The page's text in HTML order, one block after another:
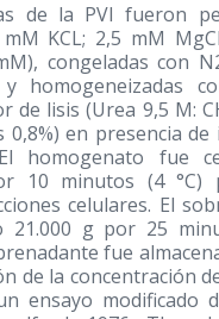
de la PVI fueron
KCL; 2,5 mM
congeladas con
y homogeneizadas
de lisis (Urea 9,5 M:
0,8%) en presencia
homogenato fue
10 minutos (4 °C)
celulares. El
21.000 g por 25
fue
de la concentración
ensayo modificado